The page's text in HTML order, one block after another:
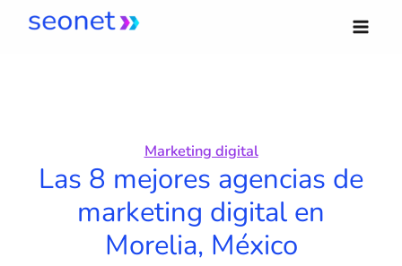
Marketing digital
Las 8 mejores agencias de
marketing digital en
Morelia, México